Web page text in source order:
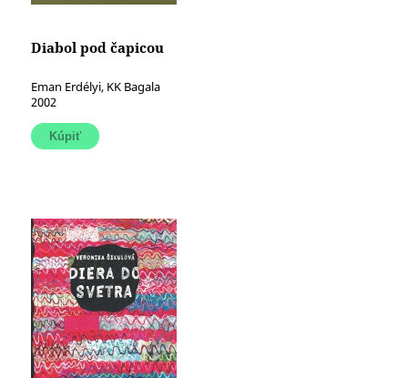
Diabol pod čapicou
Eman Erdélyi, KK Bagala
2002